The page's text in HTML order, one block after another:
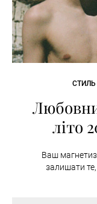
літо
Ваш
залишати